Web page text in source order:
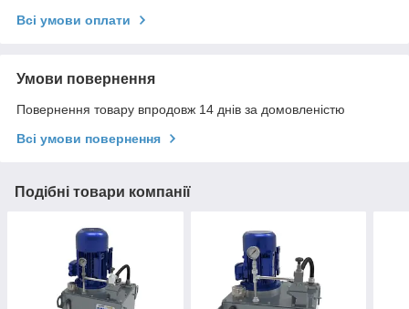
Всі умови оплати
Умови повернення
Повернення товару впродовж 14 днів за домовленістю
Всі умови повернення
Подібні товари компанії